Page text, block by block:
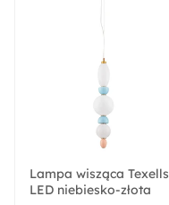
Dopamine Interior
Kształt blatu:
Lampa wisząca Texells
LED niebiesko-złota